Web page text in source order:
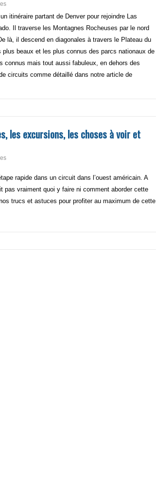
itinéraire partant de Denver pour rejoindre Las
Il traverse les Montagnes Rocheuses par le nord
là, il descend en diagonales à travers le Plateau du
plus beaux et les plus connus des parcs nationaux de
connus mais tout aussi fabuleux, en dehors des
circuits comme détaillé dans notre article de
les excursions, les choses à voir et
rapide dans un circuit dans l’ouest américain. A
pas vraiment quoi y faire ni comment aborder cette
trucs et astuces pour profiter au maximum de cette